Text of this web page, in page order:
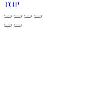
TOP